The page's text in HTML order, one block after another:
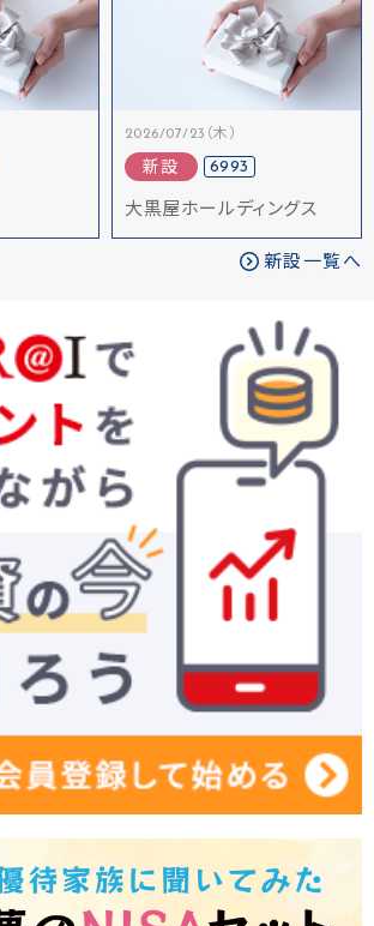
2026/07/23（木）
新設 6993
大黒屋ホールディングス
新設一覧へ